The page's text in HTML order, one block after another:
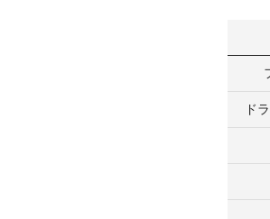
ド